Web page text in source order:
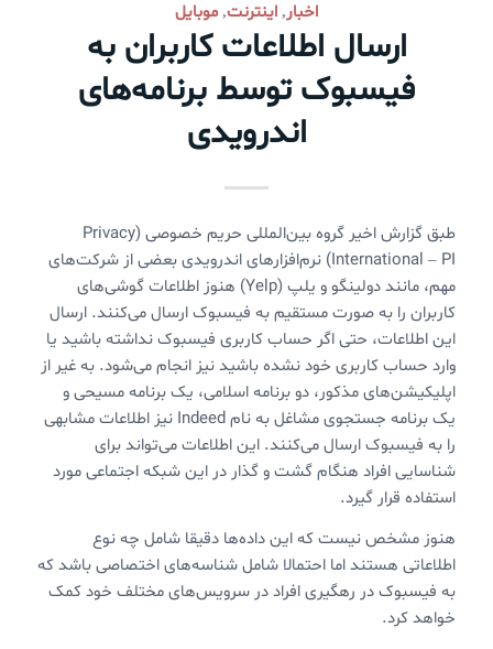
اخبار, اینترنت,موبایل
ارسال اطلاعات کاربران به
فیسبوک توسط برنامه‌های
اندرویدی
طبق گزارش اخیر گروه بین‌المللی حریم خصوصی (Privacy
International – PI) نرم‌افزارهای اندرویدی بعضی از شرکت‌های
مهم، مانند دولینگو و یلپ (Yelp) هنوز اطلاعات گوشی‌های
کاربران را به صورت مستقیم به فیسبوک ارسال می‌کنند. ارسال
این اطلاعات، حتی اگر حساب کاربری فیسبوک نداشته باشید یا
وارد حساب کاربری خود نشده باشید نیز انجام می‌شود. به غیر از
اپلیکیشن‌های مذکور، دو برنامه اسلامی، یک برنامه مسیحی و
یک برنامه جستجوی مشاغل به نام Indeed نیز اطلاعات مشابهی
را به فیسبوک ارسال می‌کنند. این اطلاعات می‌تواند برای
شناسایی افراد هنگام گشت و گذار در این شبکه اجتماعی مورد
استفاده قرار گیرد.
هنوز مشخص نیست که این داده‌ها دقیقا شامل چه نوع
اطلاعاتی هستند اما احتمالا شامل شناسه‌های اختصاصی باشد که
به فیسبوک در رهگیری افراد در سرویس‌های مختلف خود کمک
خواهد کرد.